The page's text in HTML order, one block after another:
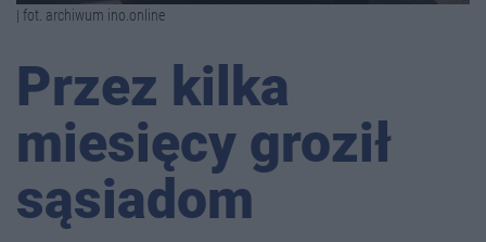
| fot. archiwum ino.online
Przez kilka
miesięcy groził
sąsiadom